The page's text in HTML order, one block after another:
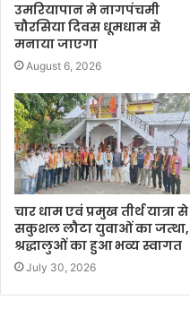
उमरियापान मे नागपंचमी
चौरसिया दिवस धूमधाम से
मनाया जाएगा
August 6, 2026
चार धाम एवं प्रमुख तीर्थ यात्रा से
सकुशल लौटा युवाओं का जत्था,
श्रद्धालुओं का हुआ भव्य स्वागत
July 30, 2026